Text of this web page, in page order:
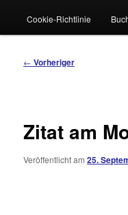
Cookie-Richtlinie
Beitragsnavigation
← Vorheriger
Zitat am
Veröffentlicht am25.